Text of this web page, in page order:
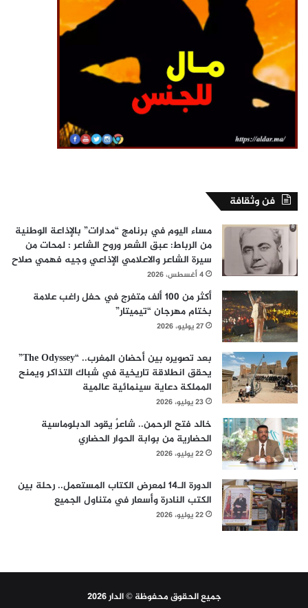
فن وثقافة
مساء اليوم في برنامج “مدارات” بالإذاعة الوطنية
من الرباط: عبق الشعر وروح الشاعر : لمحات من
سيرة الشاعر والاعلامي الإذاعي وجيه فهمي صلاح
4 أغسطس، 2026
أكثر من 100 ألف متفرج في حفل راغب علامة
بختام مهرجان “تيميتار”
27 يوليو، 2026
بعد تصويره بين أحضان المغرب.. “The Odyssey”
يحقق انطلاقة تاريخية في شباك التذاكر ويمنح
المملكة دعاية سينمائية عالمية
23 يوليو، 2026
خالد فتح الرحمن.. شاعرٌ يقود الدبلوماسية
الحضارية من بوابة الحوار الحضاري
22 يوليو، 2026
الدورة الـ14 لمعرض الكتاب المستعمل.. رحلة بين
الكتب النادرة وأسعار في متناول الجميع
22 يوليو، 2026
جميع الحقوق محفوظة © الدار 2026